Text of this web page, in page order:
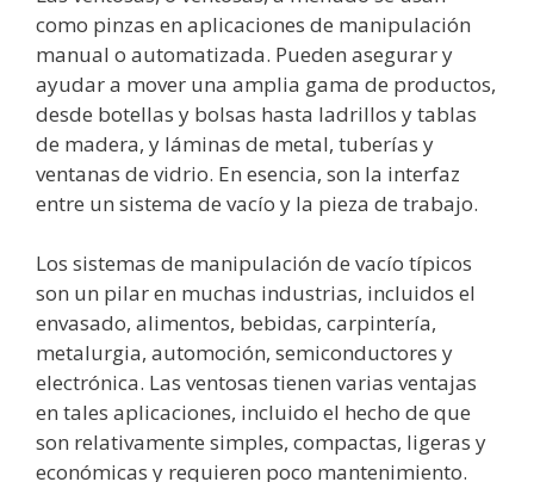
como pinzas en aplicaciones de manipulación
manual o automatizada. Pueden asegurar y
ayudar a mover una amplia gama de productos,
desde botellas y bolsas hasta ladrillos y tablas
de madera, y láminas de metal, tuberías y
ventanas de vidrio. En esencia, son la interfaz
entre un sistema de vacío y la pieza de trabajo.
Los sistemas de manipulación de vacío típicos
son un pilar en muchas industrias, incluidos el
envasado, alimentos, bebidas, carpintería,
metalurgia, automoción, semiconductores y
electrónica. Las ventosas tienen varias ventajas
en tales aplicaciones, incluido el hecho de que
son relativamente simples, compactas, ligeras y
económicas y requieren poco mantenimiento.